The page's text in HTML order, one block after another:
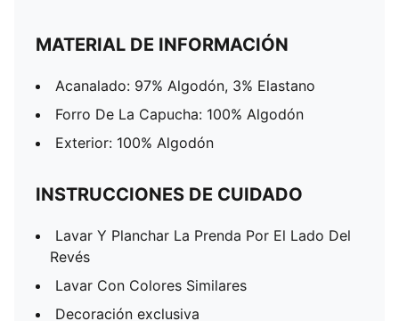
MATERIAL DE INFORMACIÓN
Acanalado: 97% Algodón, 3% Elastano
Forro De La Capucha: 100% Algodón
Exterior: 100% Algodón
INSTRUCCIONES DE CUIDADO
Lavar Y Planchar La Prenda Por El Lado Del
Revés
Lavar Con Colores Similares
Decoración exclusiva